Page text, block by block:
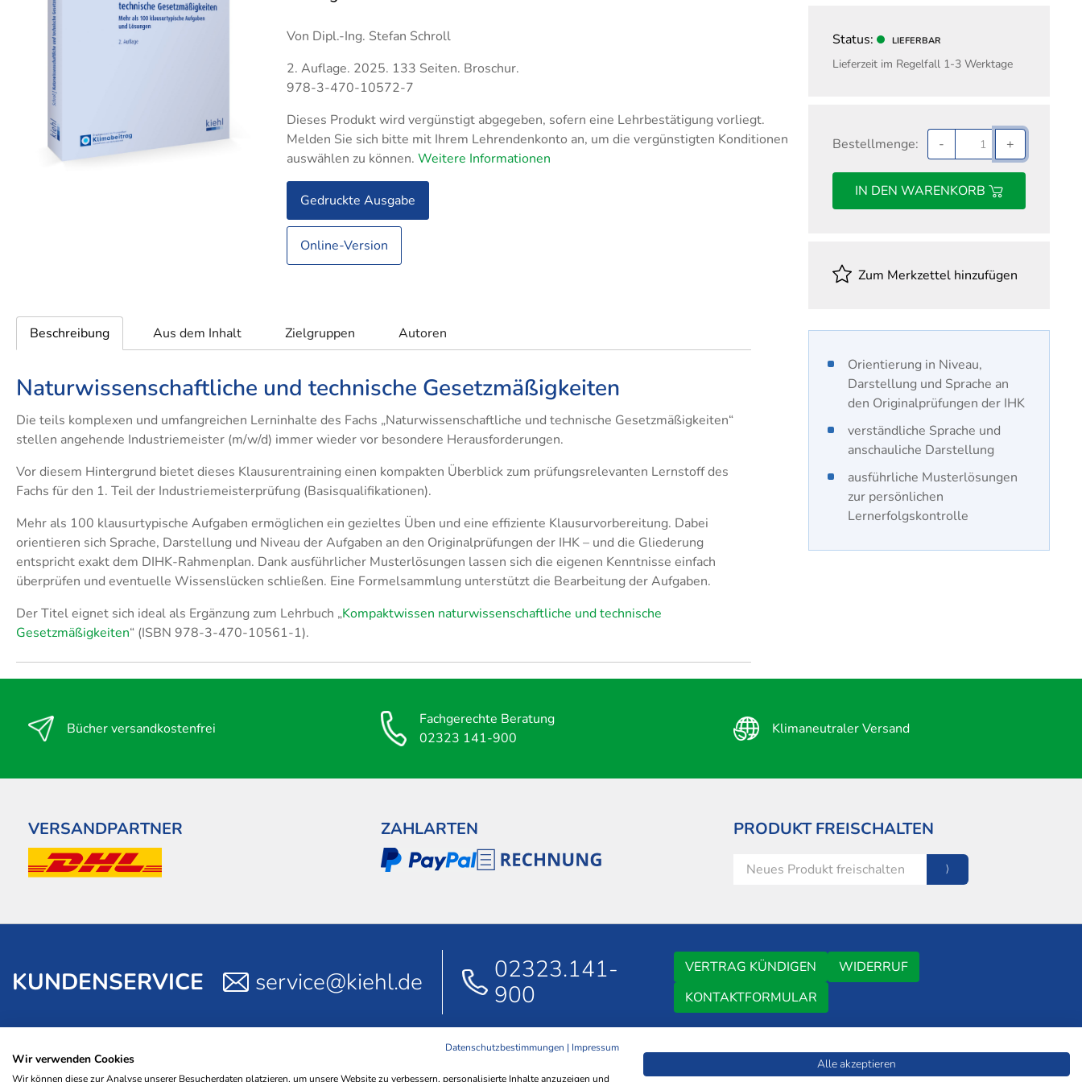
Datenschutzbestimmungen | Impressum
Wir verwenden Cookies
Wir können diese zur Analyse unserer Besucherdaten platzieren, um unsere Website zu verbessern, personalisierte Inhalte anzuzeigen und
Alle akzeptieren
Groß- und
Außenhandelsmanagement
Rechtsanwalts- und
Notarfachangestellte
Außenhandelsmanagement
Lagerlogistik
Verkäufer
Verwaltungsfachangestellte
Betriebswirt IHK
Technischer Betriebswirt
Logistikmeister
Fachwirt im Gesundheits- und
Sozialwesen
Industriefachwirt
Steuerfachwirt
Technischer Fachwirt
Handwerksmeister
Status: LIEFERBAR
Lieferzeit im Regelfall 1-3 Werktage
Bestellmenge: - +
IN DEN WARENKORB
Zum Merkzettel hinzufügen
Orientierung in Niveau,
Darstellung und Sprache an
den Originalprüfungen der IHK
verständliche Sprache und
anschauliche Darstellung
ausführliche Musterlösungen
zur persönlichen
Lernerfolgskontrolle
Von Dipl.-Ing. Stefan Schroll
2. Auflage. 2025. 133 Seiten. Broschur.
978-3-470-10572-7
Dieses Produkt wird vergünstigt abgegeben, sofern eine Lehrbestätigung vorliegt.
Melden Sie sich bitte mit Ihrem Lehrendenkonto an, um die vergünstigten Konditionen
auswählen zu können. Weitere Informationen
Gedruckte Ausgabe
Online-Version
Beschreibung Aus dem Inhalt Zielgruppen Autoren
Naturwissenschaftliche und technische Gesetzmäßigkeiten
​Die teils komplexen und umfangreichen Lerninhalte des Fachs „Naturwissenschaftliche und technische Gesetzmäßigkeiten“
stellen angehende Industriemeister (m/w/d) immer wieder vor besondere Herausforderungen.
Vor diesem Hintergrund bietet dieses Klausurentraining einen kompakten Überblick zum prüfungsrelevanten Lernstoff des
Fachs für den 1. Teil der Industriemeisterprüfung (Basisqualifikationen).
Mehr als 100 klausurtypische Aufgaben ermöglichen ein gezieltes Üben und eine effiziente Klausurvorbereitung. Dabei
orientieren sich Sprache, Darstellung und Niveau der Aufgaben an den Originalprüfungen der IHK – und die Gliederung
entspricht exakt dem DIHK-Rahmenplan. Dank ausführlicher Musterlösungen lassen sich die eigenen Kenntnisse einfach
überprüfen und eventuelle Wissenslücken schließen. Eine Formelsammlung unterstützt die Bearbeitung der Aufgaben.
Der Titel eignet sich ideal als Ergänzung zum Lehrbuch „Kompaktwissen naturwissenschaftliche und technische
Gesetzmäßigkeiten“ (ISBN 978-3-470-10561-1).
Bücher versandkostenfrei
Fachgerechte Beratung
02323 141-900
Klimaneutraler Versand
VERSANDPARTNER ZAHLARTEN PRODUKT FREISCHALTEN
KUNDENSERVICE service@kiehl.de
02323.141-
900
VERTRAG KÜNDIGEN
WIDERRUF
KONTAKTFORMULAR
AGBDATENSCHUTZIMPRESSUMNACHHALTIGKEITHINWEISGEBERSYSTEMFAQMEDIADATENWIR ÜBER UNSTDM-VORBEHALT